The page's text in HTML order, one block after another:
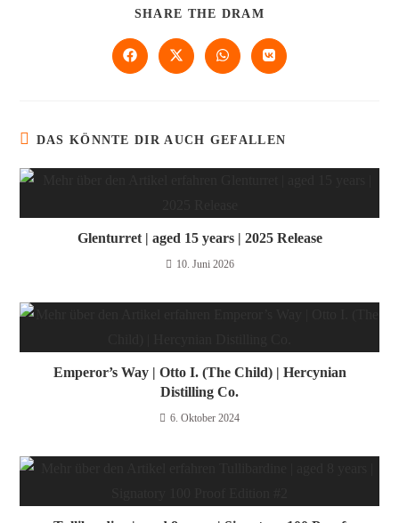
SHARE THE DRAM
DAS KÖNNTE DIR AUCH GEFALLEN
Glenturret | aged 15 years | 2025 Release
10. Juni 2026
Emperor’s Way | Otto I. (The Child) | Hercynian
Distilling Co.
6. Oktober 2024